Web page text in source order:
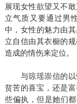
展现女性欲望又不
立气质又要通过男
中，女性的魅力由
立自信由其衣橱的
造成的情伤来定位。
与琼瑶崇信的以
贫苦的喜宝，还是
些偏执，但是她们